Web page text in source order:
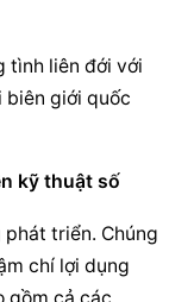
tình liên đới với
biên giới quốc
kỹ thuật số
triển. Chúng
chí lợi dụng